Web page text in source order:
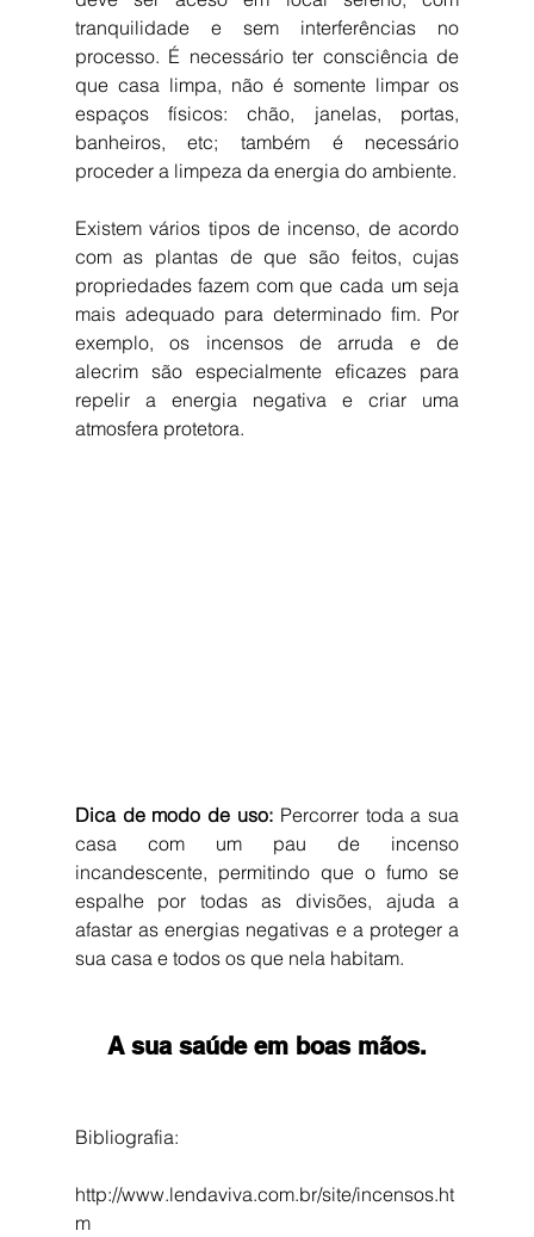
tranquilidade e sem interferências no
processo. É necessário ter consciência de
que casa limpa, não é somente limpar os
espaços físicos: chão, janelas, portas,
banheiros, etc; também é necessário
proceder a limpeza da energia do ambiente.
Existem vários tipos de incenso, de acordo
com as plantas de que são feitos, cujas
propriedades fazem com que cada um seja
mais adequado para determinado fim. Por
exemplo, os incensos de arruda e de
alecrim são especialmente eficazes para
repelir a energia negativa e criar uma
atmosfera protetora.
Dica de modo de uso: Percorrer toda a sua
casa com um pau de incenso
incandescente, permitindo que o fumo se
espalhe por todas as divisões, ajuda a
afastar as energias negativas e a proteger a
sua casa e todos os que nela habitam.
A sua saúde em boas mãos.
Bibliografia:
http://www.lendaviva.com.br/site/incensos.ht
m